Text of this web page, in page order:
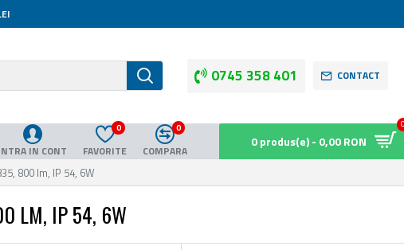
0745 358 401 CONTACT
IN CONT FAVORITE
0
COMPARA
0
0 produs(e) - 0,00 RON
800 lm, IP 54, 6W
LM, IP 54, 6W